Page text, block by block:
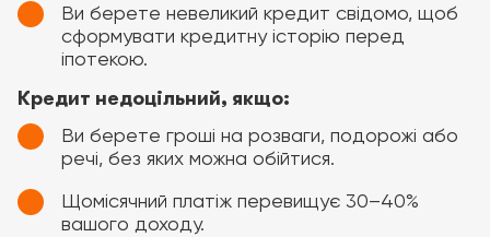
Ви берете невеликий кредит свідомо, щоб
сформувати кредитну історію перед
іпотекою.
Кредит недоцільний, якщо:
Ви берете гроші на розваги, подорожі або
речі, без яких можна обійтися.
Щомісячний платіж перевищує 30–40%
вашого доходу.